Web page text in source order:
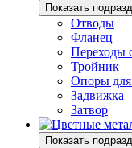
Показать
Отводы
Фланец
Переходы
Тройник
Опоры для
Задвижка
Затвор
Показать